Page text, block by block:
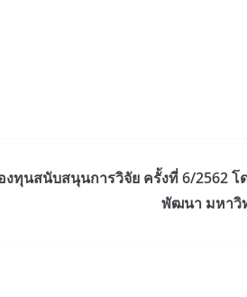
ทุนสนับสนุนการวิจัย ครั้งที่ 6/2562 โ
พัฒนา มหาวิ